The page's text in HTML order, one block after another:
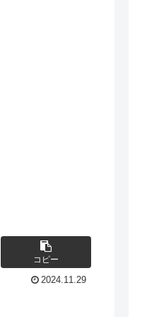
コピー
2024.11.29